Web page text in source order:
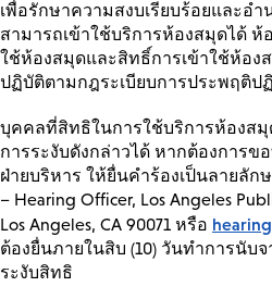
เพื่อรักษาความสงบเรียบร้อยและอ
สามารถเข้าใช้บริการห้องสมุดได้ ห้
ใช้ห้องสมุดและสิทธิ์การเข้าใช้ห้อ
ปฏิบัติตามกฎระเบียบการประพฤติป
บุคคลที่สิทธิในการใช้บริการห้องส
การระงับดังกล่าวได้ หากต้องการข
ฝ่ายบริหาร ให้ยื่นคำร้องเป็นลายลัก
– Hearing Officer, Los Angeles
Los Angeles, CA 90071 หรือ
ต้องยื่นภายในสิบ (10) วันทำการนับ
ระงับสิทธิ